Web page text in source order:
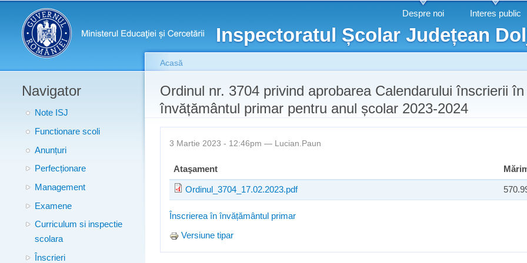
principal
Inspectoratul Școlar Județean
Meniu principal Despre noi Interes public
Navigator
Note ISJ
Functionare scoli
Anunțuri
Perfecționare
Management
Examene
Curriculum si inspectie
scolara
Înscrieri
Eşti aici
Acasă
Ordinul nr. 3704 privind aprobarea Calendarului înscrierii în
învățământul primar pentru anul școlar 2023-2024
3 Martie 2023 - 12:46pm — Lucian.Paun
Ataşament
Ordinul_3704_17.02.2023.pdf
Înscrierea în învățământul primar
Versiune tipar